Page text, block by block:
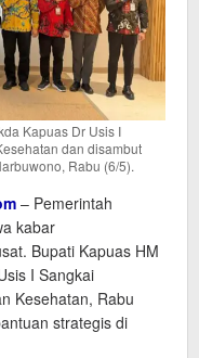
Kapuas Dr Usis I
dan disambut
Rabu (6/5).
– Pemerintah
kabar
Bupati Kapuas HM
I Sangkai
Kesehatan, Rabu
strategis di